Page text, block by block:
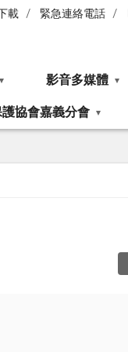
載 緊急連絡電話
影音多媒體
協會嘉義分會